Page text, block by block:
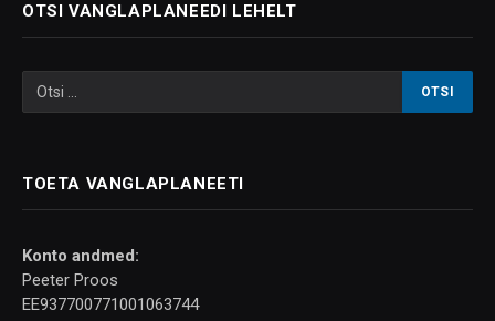
OTSI VANGLAPLANEEDI LEHELT
TOETA VANGLAPLANEETI
Konto andmed:
Peeter Proos
EE937700771001063744